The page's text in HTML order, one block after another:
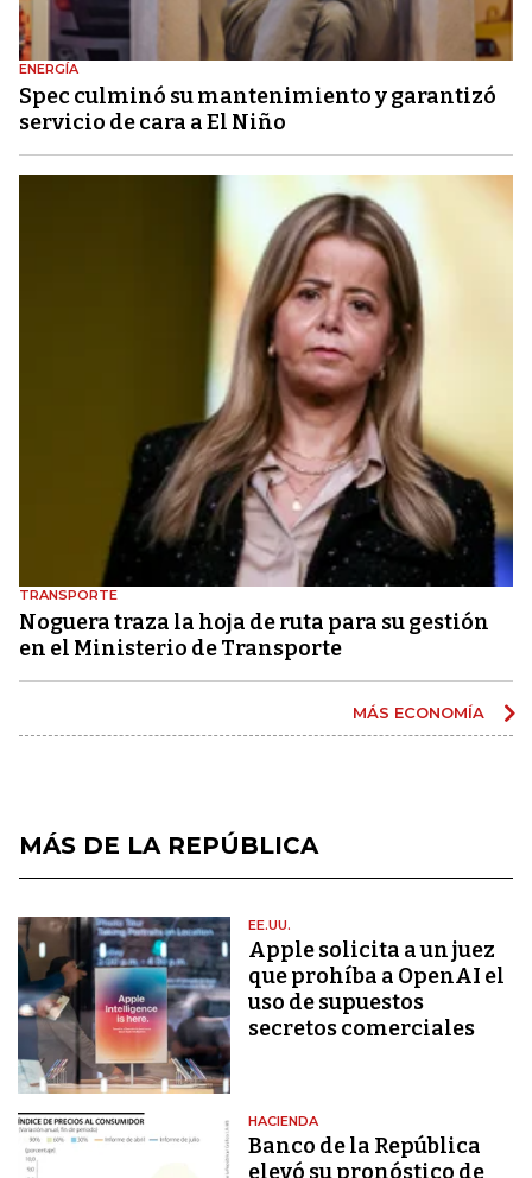
ENERGÍA
Spec culminó su mantenimiento y garantizó
servicio de cara a El Niño
TRANSPORTE
Noguera traza la hoja de ruta para su gestión
en el Ministerio de Transporte
MÁS ECONOMÍA
MÁS DE LA REPÚBLICA
EE.UU.
Apple solicita a un juez
que prohíba a OpenAI el
uso de supuestos
secretos comerciales
HACIENDA
Banco de la República
elevó su pronóstico de